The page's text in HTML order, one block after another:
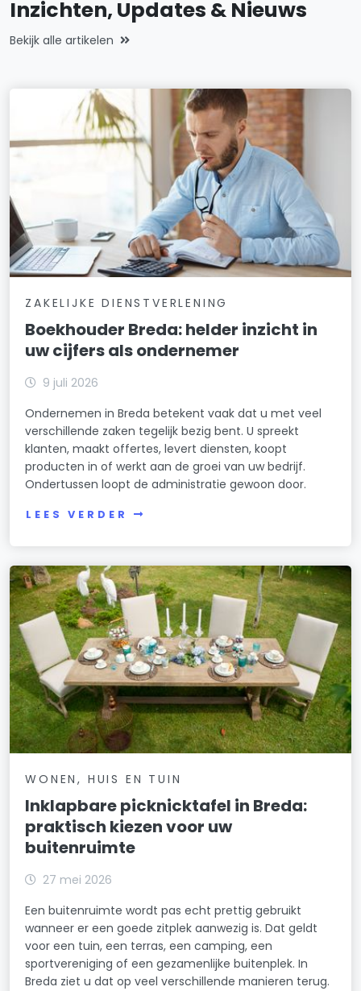
Inzichten, Updates & Nieuws
Bekijk alle artikelen
ZAKELIJKE DIENSTVERLENING
Boekhouder Breda: helder inzicht in
uw cijfers als ondernemer
9 juli 2026
Ondernemen in Breda betekent vaak dat u met veel
verschillende zaken tegelijk bezig bent. U spreekt
klanten, maakt offertes, levert diensten, koopt
producten in of werkt aan de groei van uw bedrijf.
Ondertussen loopt de administratie gewoon door.
LEES VERDER
WONEN, HUIS EN TUIN
Inklapbare picknicktafel in Breda:
praktisch kiezen voor uw
buitenruimte
27 mei 2026
Een buitenruimte wordt pas echt prettig gebruikt
wanneer er een goede zitplek aanwezig is. Dat geldt
voor een tuin, een terras, een camping, een
sportvereniging of een gezamenlijke buitenplek. In
Breda ziet u dat op veel verschillende manieren terug.